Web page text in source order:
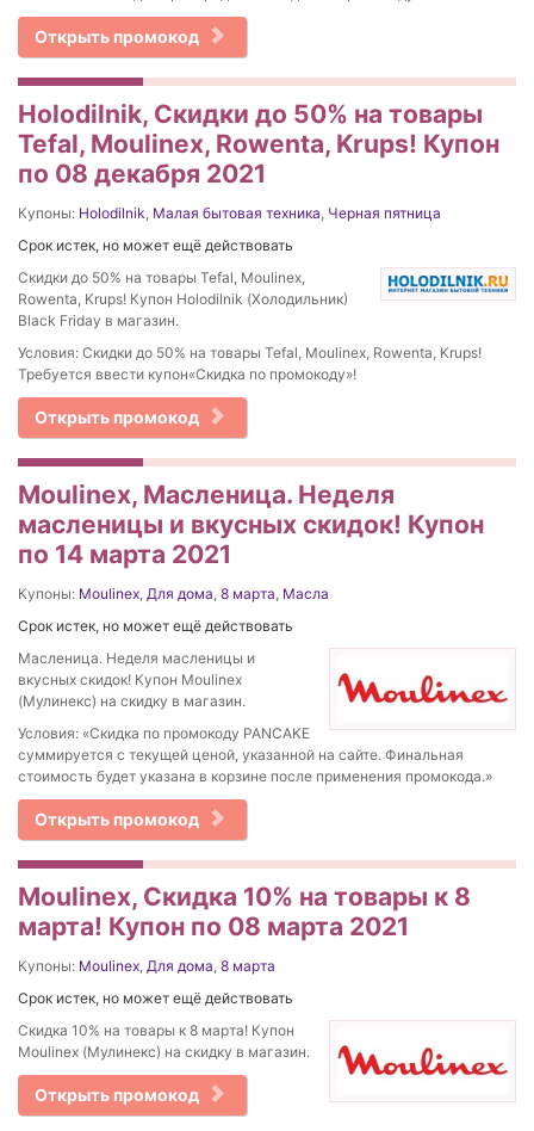
Открыть промокод
Holodilnik, Скидки до 50% на товары
Tefal, Moulinex, Rowenta, Krups! Купон
по 08 декабря 2021
Купоны: Holodilnik, Малая бытовая техника, Черная пятница
Срок истек, но может ещё действовать
Скидки до 50% на товары Tefal, Moulinex,
Rowenta, Krups! Купон Holodilnik (Холодильник)
Black Friday в магазин.
Условия: Скидки до 50% на товары Tefal, Moulinex, Rowenta, Krups!
Требуется ввести купон«Скидка по промокоду»!
Открыть промокод
Moulinex, Масленица. Неделя
масленицы и вкусных скидок! Купон
по 14 марта 2021
Купоны: Moulinex, Для дома, 8 марта, Масла
Срок истек, но может ещё действовать
Масленица. Неделя масленицы и
вкусных скидок! Купон Moulinex
(Мулинекс) на скидку в магазин.
Условия: «Скидка по промокоду PANCAKE
суммируется с текущей ценой, указанной на сайте. Финальная
стоимость будет указана в корзине после применения промокода.»
Открыть промокод
Moulinex, Скидка 10% на товары к 8
марта! Купон по 08 марта 2021
Купоны: Moulinex, Для дома, 8 марта
Срок истек, но может ещё действовать
Скидка 10% на товары к 8 марта! Купон
Moulinex (Мулинекс) на скидку в магазин.
Открыть промокод